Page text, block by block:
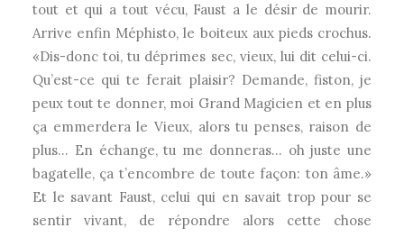
tout et qui a tout vécu, Faust a le désir de mourir.
Arrive enfin Méphisto, le boiteux aux pieds crochus.
«Dis-donc toi, tu déprimes sec, vieux, lui dit celui-ci.
Qu’est-ce qui te ferait plaisir? Demande, fiston, je
peux tout te donner, moi Grand Magicien et en plus
ça emmerdera le Vieux, alors tu penses, raison de
plus… En échange, tu me donneras… oh juste une
bagatelle, ça t’encombre de toute façon: ton âme.»
Et le savant Faust, celui qui en savait trop pour se
sentir vivant, de répondre alors cette chose